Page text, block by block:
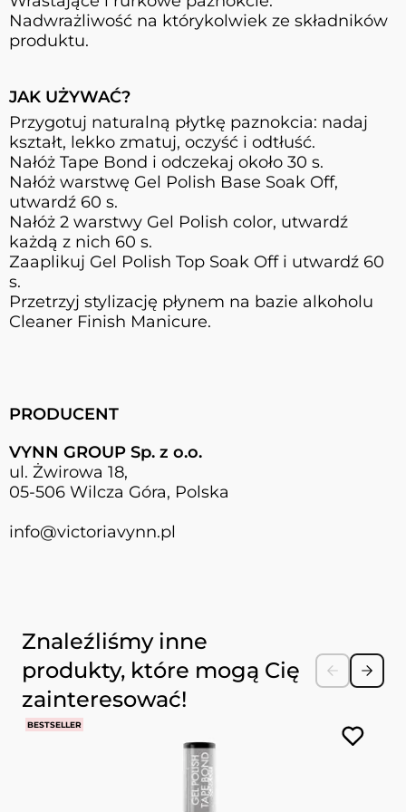
Nadwrażliwość na którykolwiek ze składników
produktu.
JAK UŻYWAĆ?
Przygotuj naturalną płytkę paznokcia: nadaj
kształt, lekko zmatuj, oczyść i odtłuść.
Nałóż Tape Bond i odczekaj około 30 s.
Nałóż warstwę Gel Polish Base Soak Off,
utwardź 60 s.
Nałóż 2 warstwy Gel Polish color, utwardź
każdą z nich 60 s.
Zaaplikuj Gel Polish Top Soak Off i utwardź 60
s.
Przetrzyj stylizację płynem na bazie alkoholu
Cleaner Finish Manicure.
PRODUCENT
VYNN GROUP Sp. z o.o.
ul. Żwirowa 18,
05-506 Wilcza Góra, Polska
info@victoriavynn.pl
Naciśnij, aby pominąć karuzelę
Znaleźliśmy inne
produkty, które mogą Cię
zainteresować!
BESTSELLER